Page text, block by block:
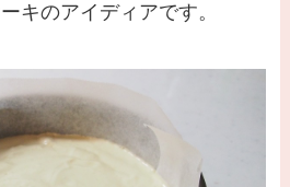
キのアイディアです。